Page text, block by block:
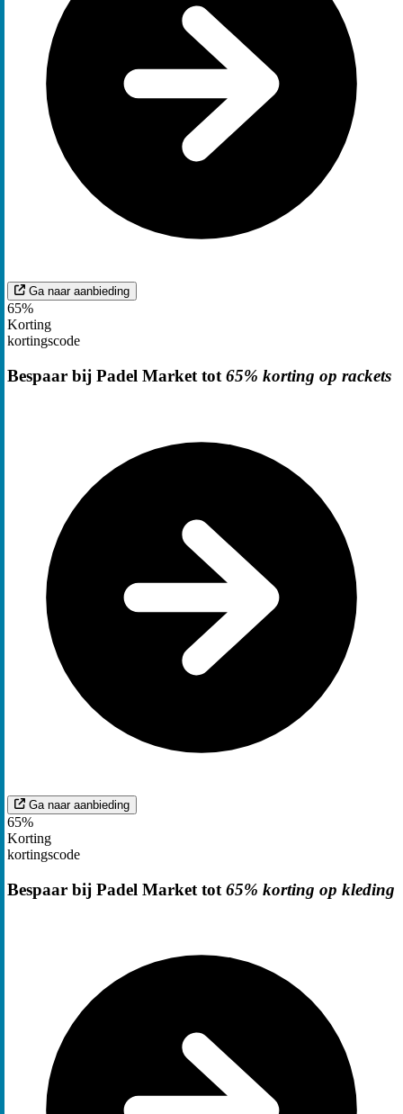
Ga naar aanbieding
65%
Korting
kortingscode
Bespaar bij Padel Market tot 65% korting op rackets
Ga naar aanbieding
65%
Korting
kortingscode
Bespaar bij Padel Market tot 65% korting op kleding